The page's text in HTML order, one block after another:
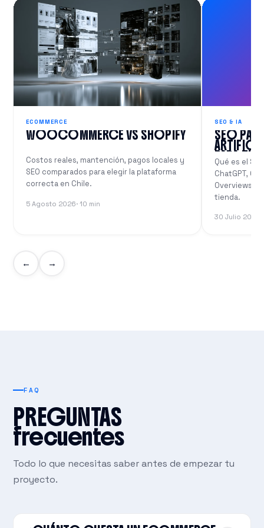
ECOMMERCE
WOOCOMMERCE VS SHOPIFY
Costos reales, mantención, pagos locales y
SEO comparados para elegir la plataforma
correcta en Chile.
5 Agosto 2026· 10 min
SEO & IA
SEO
PARA TU
Qué es el
ChatGPT,
Overviews
tienda.
30 Julio 2026
← →
FAQ
PREGUNTAS
frecuentes
Todo lo que necesitas saber antes de empezar tu
proyecto.